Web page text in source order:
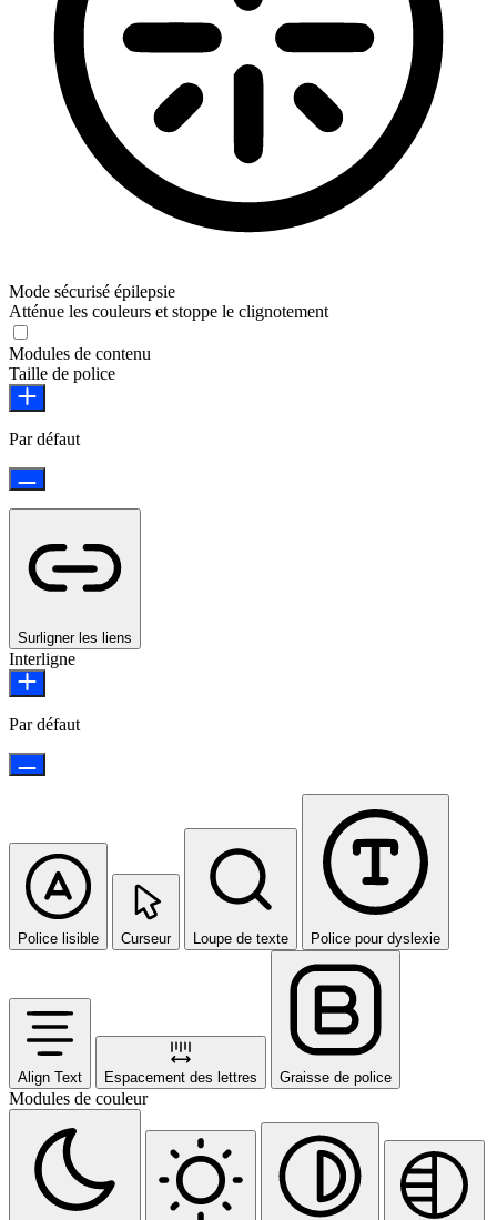
Mode sécurisé épilepsie
Atténue les couleurs et stoppe le clignotement
Modules de contenu
Taille de police
Par défaut
Surligner les liens
Interligne
Par défaut
Police lisible Curseur Loupe de texte Police pour dyslexie
Align Text Espacement des lettres Graisse de police
Modules de couleur